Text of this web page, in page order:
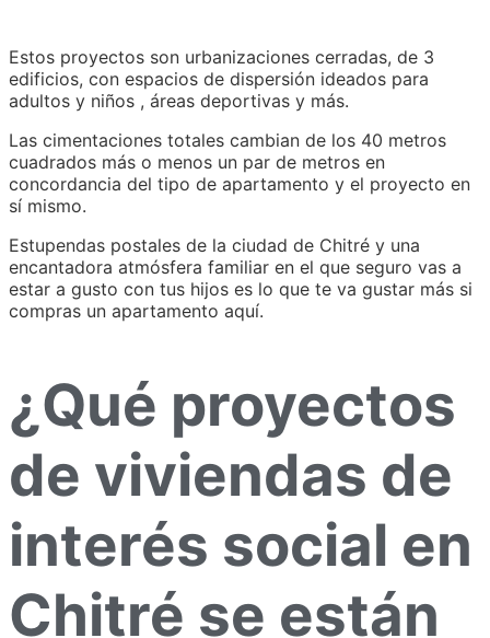
Estos proyectos son urbanizaciones cerradas, de 3
edificios, con espacios de dispersión ideados para
adultos y niños , áreas deportivas y más.
Las cimentaciones totales cambian de los 40 metros
cuadrados más o menos un par de metros en
concordancia del tipo de apartamento y el proyecto en
sí mismo.
Estupendas postales de la ciudad de Chitré y una
encantadora atmósfera familiar en el que seguro vas a
estar a gusto con tus hijos es lo que te va gustar más si
compras un apartamento aquí.
¿Qué proyectos
de viviendas de
interés social en
Chitré se están